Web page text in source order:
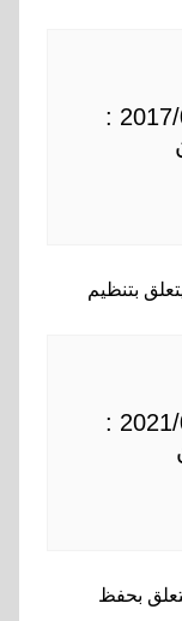
قرار جماعي تنظيمي رقم 2017/03 :
قرار جماعي تنظيمي رقم 2021/09 :